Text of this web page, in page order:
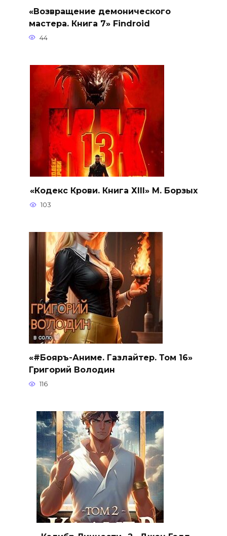
«Возвращение демонического
мастера. Книга 7» Findroid
44
«Кодекс Крови. Книга ХIII» М. Борзых
103
«#Бояръ-Аниме. Газлайтер. Том 16»
Григорий Володин
116